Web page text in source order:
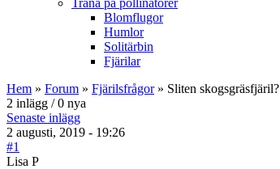
Blomflugor
Humlor
Solitärbin
Fjärilar
Hem » Forum » Fjärilsfrågor» Sliten skogsgräsfjäril?
2 inlägg / 0 nya
Senaste inlägg
2 augusti, 2019 - 19:26
#1
Lisa P